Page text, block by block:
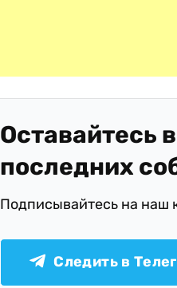
Оставайтесь
последних
Подписывайтесь на наш
Следить в